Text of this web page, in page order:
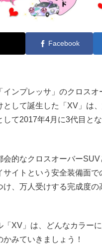
Facebook
インプレッサ」のクロスオ
として誕生した「XV」は
して2017年4月に3代目と
会的なクロスオーバーSUV
サイトという安全装備面で
け、万人受けする完成度の
「XV」は、どんなカラー
かみていきましょう！